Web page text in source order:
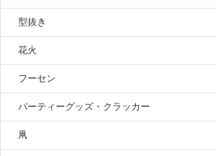
型抜き
花火
フーセン
パーティーグッズ・クラッカー
凧